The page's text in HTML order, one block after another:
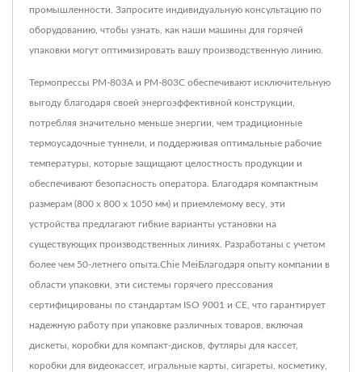
промышленности. Запросите индивидуальную консультацию по
оборудованию, чтобы узнать, как наши машины для горячей
упаковки могут оптимизировать вашу производственную линию.
Термопрессы PM-803A и PM-803C обеспечивают исключительную
выгоду благодаря своей энергоэффективной конструкции,
потребляя значительно меньше энергии, чем традиционные
термоусадочные туннели, и поддерживая оптимальные рабочие
температуры, которые защищают целостность продукции и
обеспечивают безопасность оператора. Благодаря компактным
размерам (800 x 800 x 1050 мм) и приемлемому весу, эти
устройства предлагают гибкие варианты установки на
существующих производственных линиях. Разработаны с учетом
более чем 50-летнего опыта.Chie MeiБлагодаря опыту компании в
области упаковки, эти системы горячего прессования
сертифицированы по стандартам ISO 9001 и CE, что гарантирует
надежную работу при упаковке различных товаров, включая
дискеты, коробки для компакт-дисков, футляры для кассет,
коробки для видеокассет, игральные карты, сигареты, косметику,